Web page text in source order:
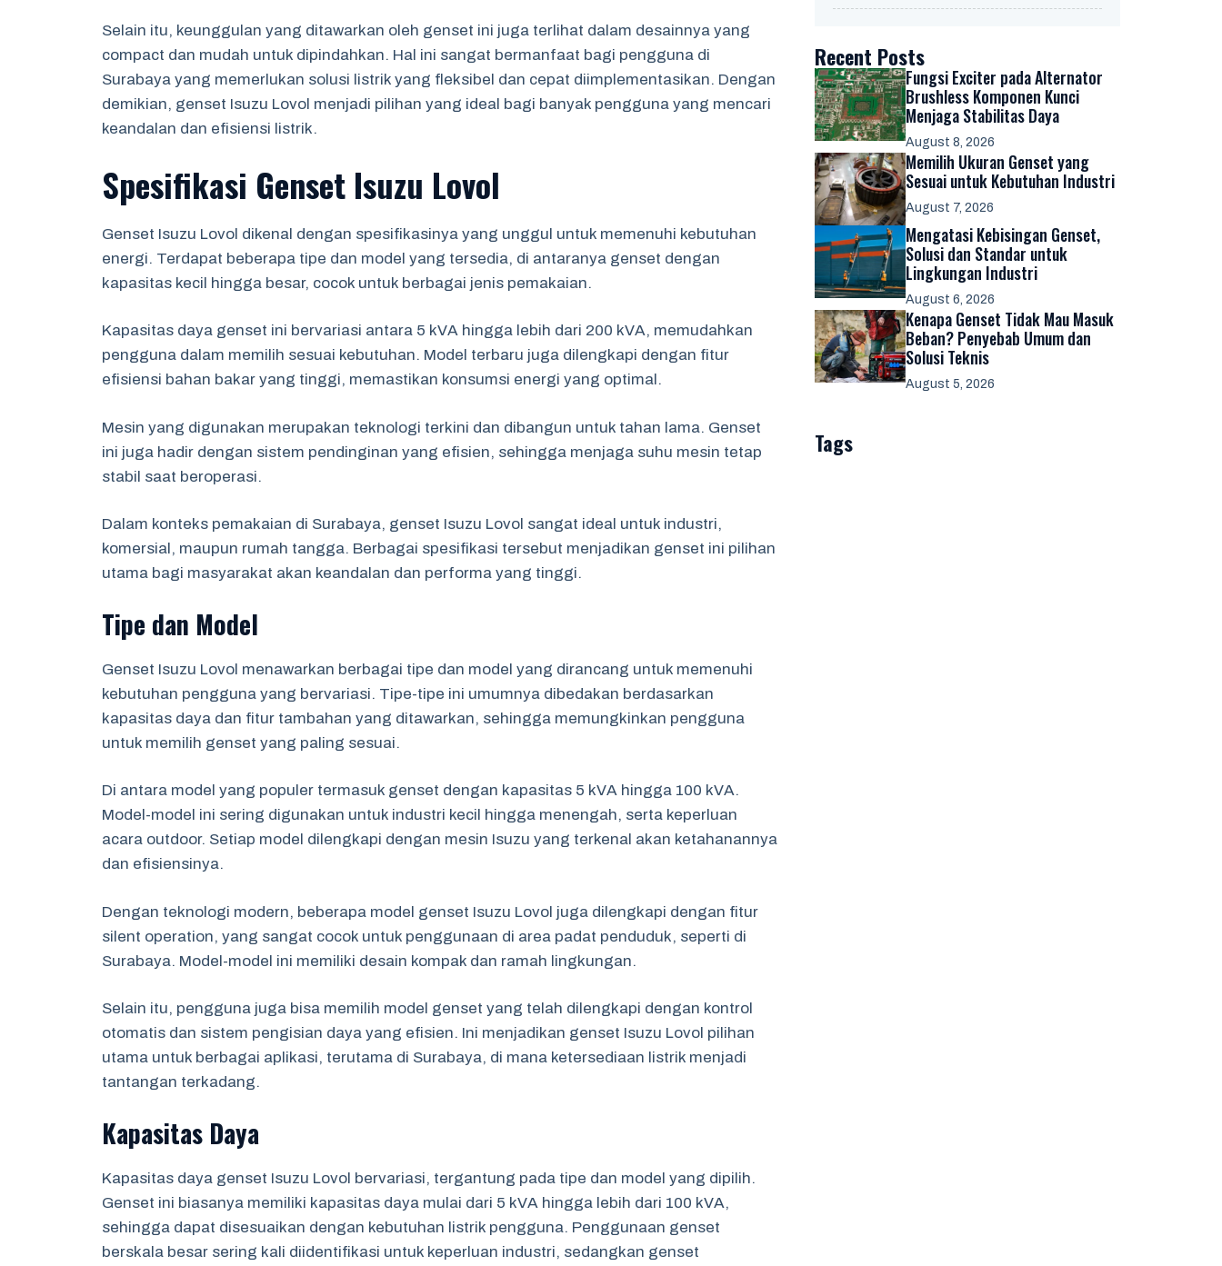
Selain itu, keunggulan yang ditawarkan oleh genset ini juga terlihat dalam desainnya yang
compact dan mudah untuk dipindahkan. Hal ini sangat bermanfaat bagi pengguna di
Surabaya yang memerlukan solusi listrik yang fleksibel dan cepat diimplementasikan. Dengan
demikian, genset Isuzu Lovol menjadi pilihan yang ideal bagi banyak pengguna yang mencari
keandalan dan efisiensi listrik.
Spesifikasi Genset Isuzu Lovol
Genset Isuzu Lovol dikenal dengan spesifikasinya yang unggul untuk memenuhi kebutuhan
energi. Terdapat beberapa tipe dan model yang tersedia, di antaranya genset dengan
kapasitas kecil hingga besar, cocok untuk berbagai jenis pemakaian.
Kapasitas daya genset ini bervariasi antara 5 kVA hingga lebih dari 200 kVA, memudahkan
pengguna dalam memilih sesuai kebutuhan. Model terbaru juga dilengkapi dengan fitur
efisiensi bahan bakar yang tinggi, memastikan konsumsi energi yang optimal.
Mesin yang digunakan merupakan teknologi terkini dan dibangun untuk tahan lama. Genset
ini juga hadir dengan sistem pendinginan yang efisien, sehingga menjaga suhu mesin tetap
stabil saat beroperasi.
Dalam konteks pemakaian di Surabaya, genset Isuzu Lovol sangat ideal untuk industri,
komersial, maupun rumah tangga. Berbagai spesifikasi tersebut menjadikan genset ini pilihan
utama bagi masyarakat akan keandalan dan performa yang tinggi.
Tipe dan Model
Genset Isuzu Lovol menawarkan berbagai tipe dan model yang dirancang untuk memenuhi
kebutuhan pengguna yang bervariasi. Tipe-tipe ini umumnya dibedakan berdasarkan
kapasitas daya dan fitur tambahan yang ditawarkan, sehingga memungkinkan pengguna
untuk memilih genset yang paling sesuai.
Di antara model yang populer termasuk genset dengan kapasitas 5 kVA hingga 100 kVA.
Model-model ini sering digunakan untuk industri kecil hingga menengah, serta keperluan
acara outdoor. Setiap model dilengkapi dengan mesin Isuzu yang terkenal akan ketahanannya
dan efisiensinya.
Dengan teknologi modern, beberapa model genset Isuzu Lovol juga dilengkapi dengan fitur
silent operation, yang sangat cocok untuk penggunaan di area padat penduduk, seperti di
Surabaya. Model-model ini memiliki desain kompak dan ramah lingkungan.
Selain itu, pengguna juga bisa memilih model genset yang telah dilengkapi dengan kontrol
otomatis dan sistem pengisian daya yang efisien. Ini menjadikan genset Isuzu Lovol pilihan
utama untuk berbagai aplikasi, terutama di Surabaya, di mana ketersediaan listrik menjadi
tantangan terkadang.
Kapasitas Daya
Kapasitas daya genset Isuzu Lovol bervariasi, tergantung pada tipe dan model yang dipilih.
Genset ini biasanya memiliki kapasitas daya mulai dari 5 kVA hingga lebih dari 100 kVA,
sehingga dapat disesuaikan dengan kebutuhan listrik pengguna. Penggunaan genset
berskala besar sering kali diidentifikasi untuk keperluan industri, sedangkan genset
Recent Posts
Fungsi Exciter pada Alternator
Brushless Komponen Kunci
Menjaga Stabilitas Daya
August 8, 2026
Memilih Ukuran Genset yang
Sesuai untuk Kebutuhan Industri
August 7, 2026
Mengatasi Kebisingan Genset,
Solusi dan Standar untuk
Lingkungan Industri
August 6, 2026
Kenapa Genset Tidak Mau Masuk
Beban? Penyebab Umum dan
Solusi Teknis
August 5, 2026
Tags